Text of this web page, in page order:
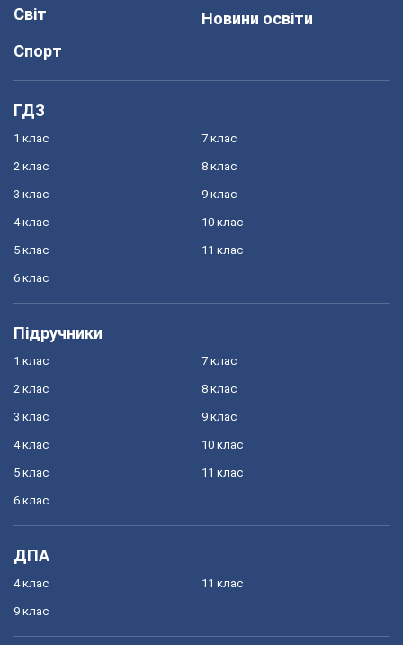
Світ
Спорт
Новини освіти
ГДЗ
1 клас
2 клас
3 клас
4 клас
5 клас
6 клас
7 клас
8 клас
9 клас
10 клас
11 клас
Підручники
1 клас
2 клас
3 клас
4 клас
5 клас
6 клас
7 клас
8 клас
9 клас
10 клас
11 клас
ДПА
4 клас
9 клас
11 клас